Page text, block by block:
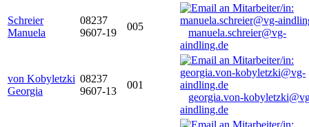
Schreier
Manuela
08237
9607-19
005
manuela.schreier@vg-
aindling.de
von Kobyletzki
Georgia
08237
9607-13
001
georgia.von-
aindling.de